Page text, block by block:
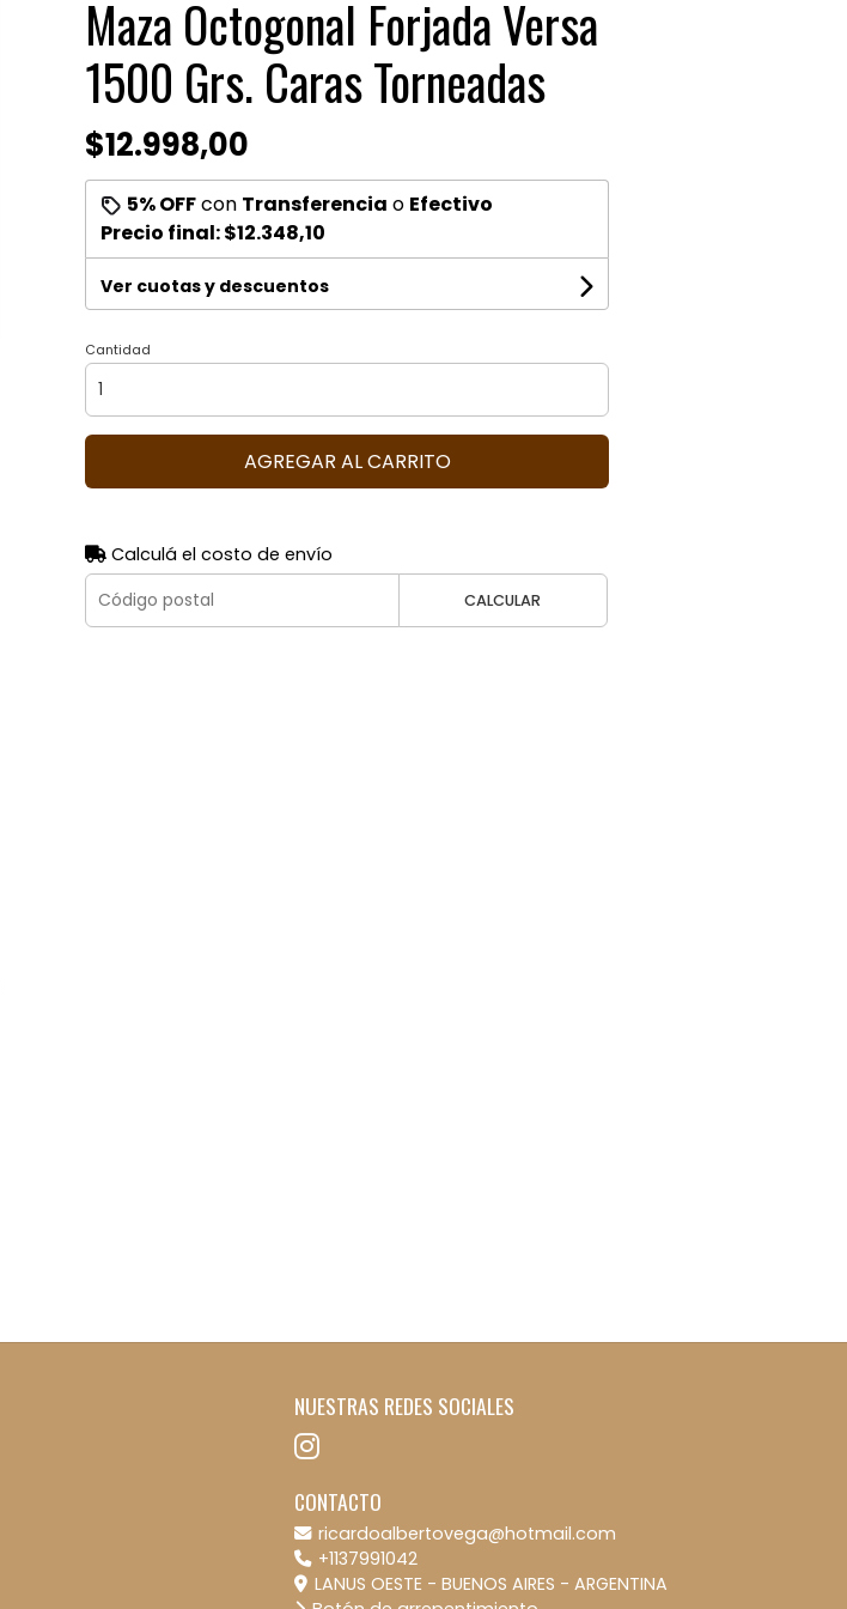
Maza Octogonal Forjada Versa
1500 Grs. Caras Torneadas
$12.998,00
5% OFFcon Transferencia o Efectivo
Precio final:$12.348,10
Ver cuotas y descuentos
Cantidad
AGREGAR AL CARRITO
Calculá el costo de envío
CALCULAR
NUESTRAS REDES SOCIALES
CONTACTO
ricardoalbertovega@hotmail.com
+1137991042
LANUS OESTE - BUENOS AIRES - ARGENTINA